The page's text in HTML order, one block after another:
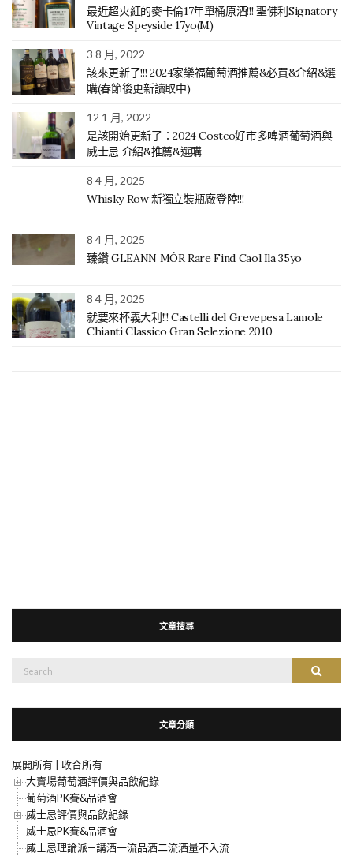
最近超火紅的麥卡倫17年單桶原酒!!! 聖佛利Signatory
Vintage Speyside 17yo(M)
3 8 月, 2022
該來更新了!!! 2024家樂福葡萄酒推薦&必買&介紹&選
購(春節後更新讀取中)
12 1 月, 2022
是該開始更新了：2024 Costco好市多啤酒葡萄酒與
威士忌 介紹&推薦&選購
8 4 月, 2025
Whisky Row 新獨立裝瓶廠登陸!!!
8 4 月, 2025
臻鑽 GLEANN MÓR Rare Find Caol Ila 35yo
8 4 月, 2025
就要來杯義大利!!! Castelli del Grevepesa Lamole
Chianti Classico Gran Selezione 2010
文章搜尋
搜尋
文章分類
展開所有
收合所有
大賣場葡萄酒評價與品飲紀錄
葡萄酒PK賽&品酒會
威士忌評價與品飲紀錄
威士忌PK賽&品酒會
威士忌理論派—講酒一流品酒二流酒量不入流